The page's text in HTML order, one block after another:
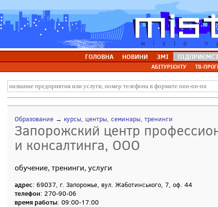
ГОЛОВНА НОВИНИ ЗМІ
АБІТУРІЄНТУ ТВ-
Образование → курсы, центры, семинары, тренинги
Запорожский центр
и консалтинга, ООО
обучение, тренинги, услуги
адрес: 69037, г. Запорожье, вул. Жаботинського, 7, оф. 44
телефон: 270-90-06
время работы: 09:00-17:00